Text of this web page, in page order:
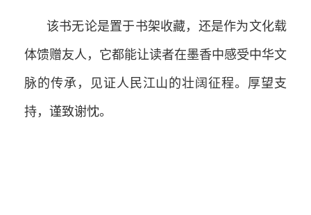
该书无论是置于书架收藏，还是作为文化载
体馈赠友人，它都能让读者在墨香中感受中华文
脉的传承，见证人民江山的壮阔征程。厚望支
持，谨致谢忱。